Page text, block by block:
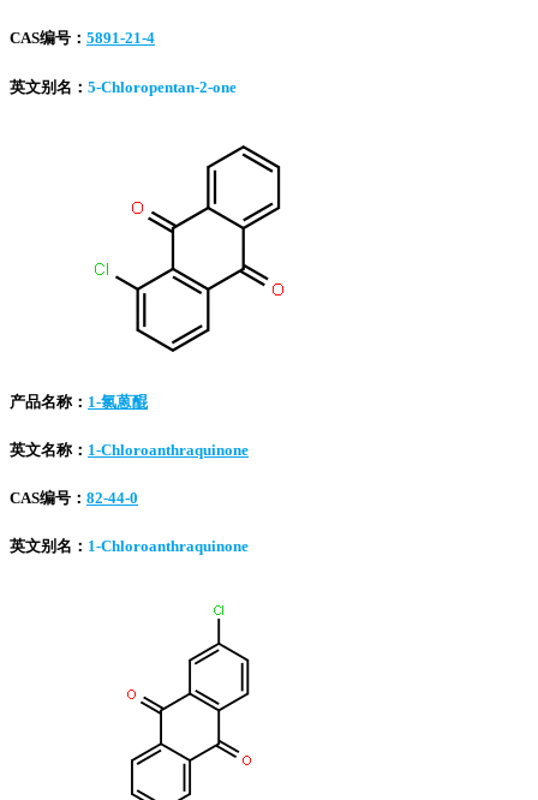
CAS编号： 5891-21-4
英文别名： 5-Chloropentan-2-one
产品名称： 1-氯蒽醌
英文名称： 1-Chloroanthraquinone
CAS编号： 82-44-0
英文别名： 1-Chloroanthraquinone